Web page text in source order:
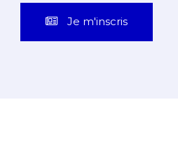
Je m'inscris